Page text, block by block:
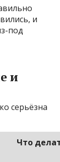
и
под
и
серьёзна
Что